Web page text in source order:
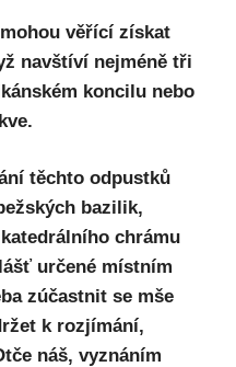
věřící získat
navštíví nejméně tři
koncilu nebo
těchto odpustků
bazilik,
chrámu
určené místním
zúčastnit se mše
k rozjímání,
náš, vyznáním